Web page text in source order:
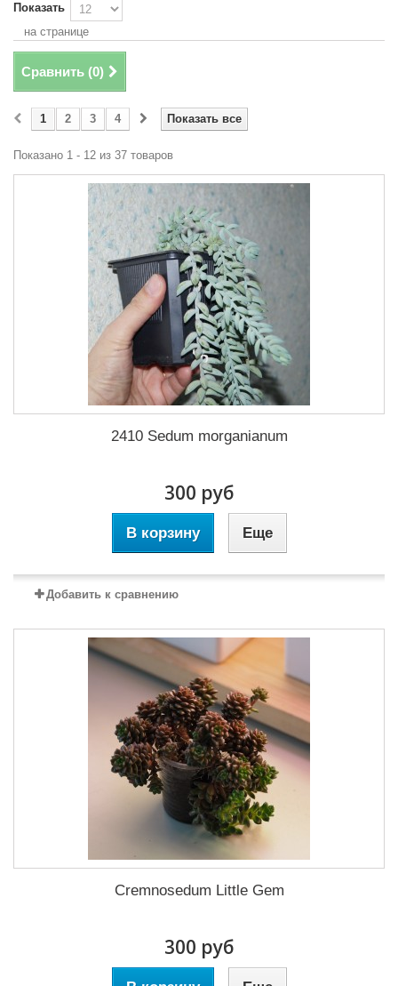
Показать
на странице
Сравнить (0)
Показать все
1 2 3 4
Показано 1 - 12 из 37 товаров
2410 Sedum morganianum
300 руб
В корзину Еще
Добавить к сравнению
Cremnosedum Little Gem
300 руб